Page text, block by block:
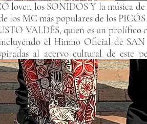
lover, los SONIDOS Y la música de
MC más populares de los
VALDÉS, quien es un prolífico
incluyendo el Himno Oficial de
al acervo cultural de este